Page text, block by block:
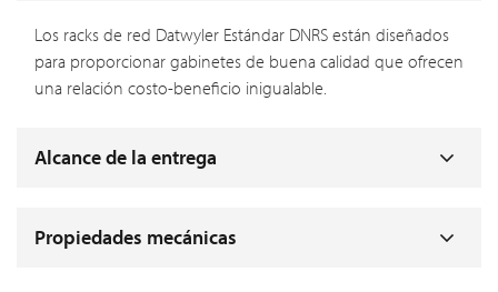
Los racks de red Datwyler Estándar DNRS están diseñados
para proporcionar gabinetes de buena calidad que ofrecen
una relación costo-beneficio inigualable.
Alcance de la entrega
Propiedades mecánicas